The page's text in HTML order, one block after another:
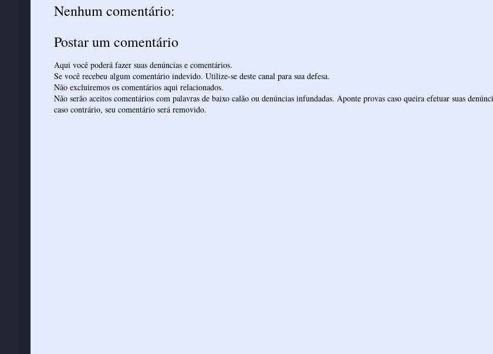
Nenhum comentário:
Postar um comentário
Aqui você poderá fazer suas denúncias e comentários.
Se você recebeu algum comentário indevido. Utilize-se deste canal para sua defesa.
Não excluiremos os comentários aqui relacionados.
Não serão aceitos comentários com palavras de baixo calão ou denúncias infundadas. Aponte provas caso queira efetuar suas
caso contrário, seu comentário será removido.